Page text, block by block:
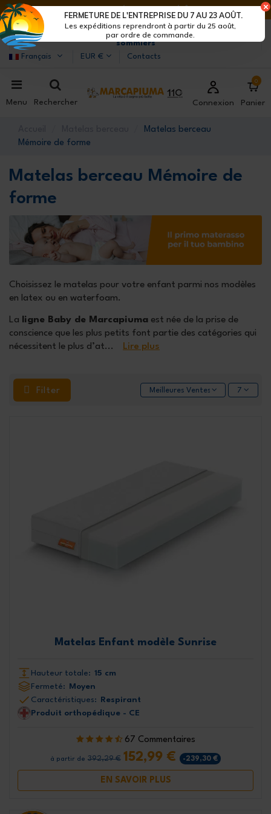
Marcapiuma| Fabricants de matelas, oreillers et
sommiers
Français
EUR € Contacts
Menu Rechercher Connexion
0
Panier
Matelas berceau
Mémoire de forme
Matelas berceau Mémoire de
forme
Choisissez le matelas pour votre enfant parmi nos modèles
en latex ou en waterfoam.
La ligne Baby de Marcapiuma est née de la prise de
conscience que les plus petits font partie des catégories qui
nécessitent le plus d’at... Lire plus
Filter Meilleures Ventes 7
Matelas Enfant modèle Sunrise
Hauteur totale: 15 cm
Fermeté: Moyen
Caractéristiques: Respirant
Produit orthopédique - CE
67 Commentaires
à partir de 392,29 € 152,99 € -239,30 €
EN SAVOIR PLUS
Les expéditions reprendront à partir du 25 août,
par ordre de commande.
FERMETURE DE L'ENTREPRISE DU 7 AU 23 AOÛT.